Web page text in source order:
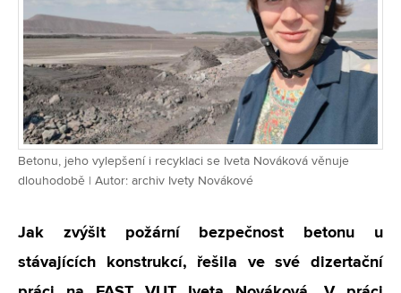
Betonu, jeho vylepšení i recyklaci se Iveta Nováková věnuje
dlouhodobě | Autor: archiv Ivety Novákové
Jak zvýšit požární bezpečnost betonu u
stávajících konstrukcí, řešila ve své dizertační